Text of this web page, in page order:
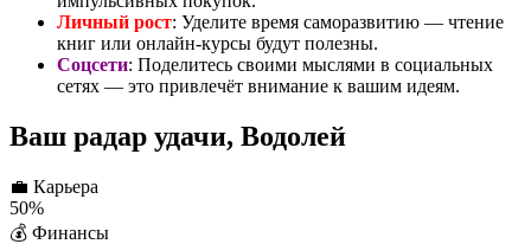
Личный рост: Уделите время саморазвитию — чтение
книг или онлайн-курсы будут полезны.
Соцсети: Поделитесь своими мыслями в социальных
сетях — это привлечёт внимание к вашим идеям.
Ваш радар удачи, Водолей
💼 Карьера
50%
💰 Финансы